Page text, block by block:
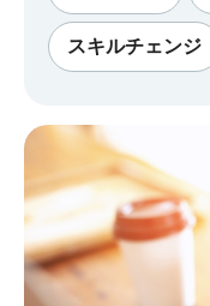
スキルチェンジ